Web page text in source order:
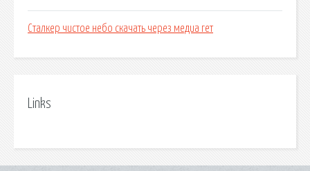
Сталкер чистое небо скачать через медиа гет
Links